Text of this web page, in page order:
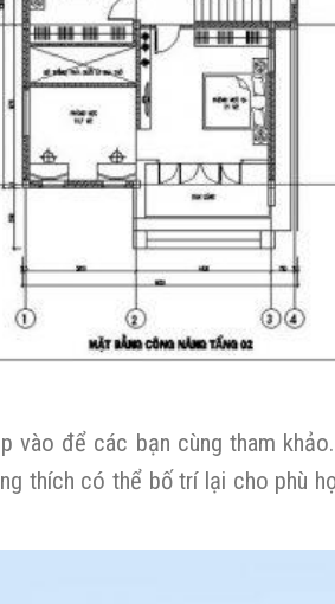
vào để các bạn cùng tham
thích có thể bố trí lại cho phù